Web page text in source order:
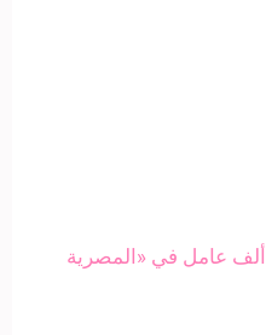
محمد النواوي: لدينا 50 ألف عامل في «المصرية